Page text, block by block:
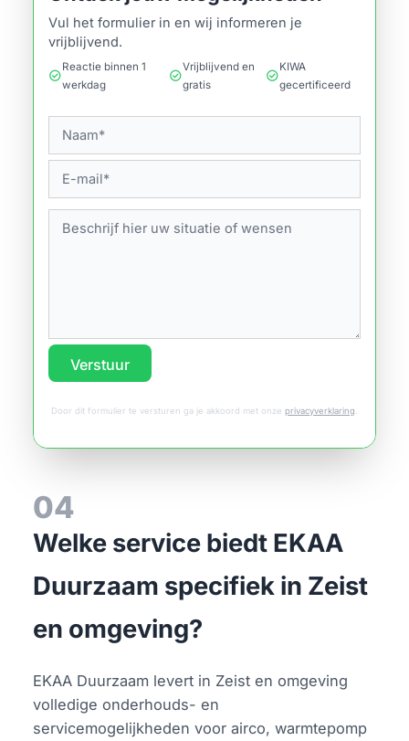
Vul het formulier in en wij informeren je
vrijblijvend.
check_circle
Reactie binnen 1
werkdag
check_circle
Vrijblijvend en
gratis
check_circle
KIWA
gecertificeerd
Verstuur
Door dit formulier te versturen ga je akkoord met onze privacyverklaring.
04
Welke service biedt EKAA
Duurzaam specifiek in Zeist
en omgeving?
EKAA Duurzaam levert in Zeist en omgeving
volledige onderhouds- en
servicemogelijkheden voor airco, warmtepomp